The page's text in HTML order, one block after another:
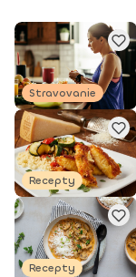
Stravovanie
Recepty
Recepty